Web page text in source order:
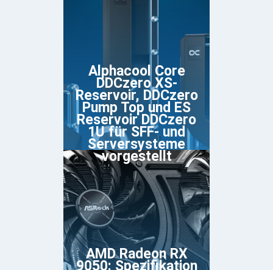
Alphacool Core
DDCzero XS-
Reservoir, DDCzero
Pump Top und ES
Reservoir DDCzero
1U für SFF- und
Serversysteme
vorgestellt
AMD Radeon RX
9050: Spezifikation